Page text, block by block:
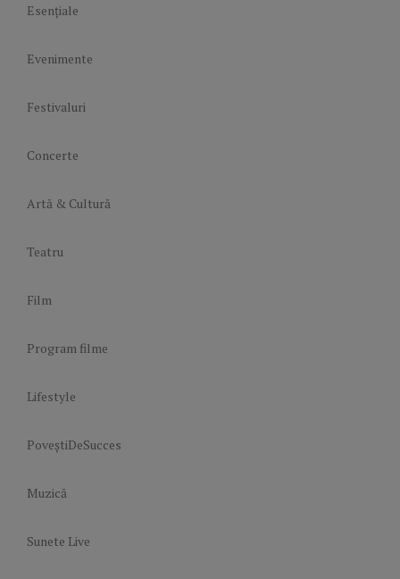
Esențiale
Evenimente
Festivaluri
Concerte
Artă & Cultură
Teatru
Film
Program filme
Lifestyle
PoveștiDeSucces
Muzică
Sunete Live